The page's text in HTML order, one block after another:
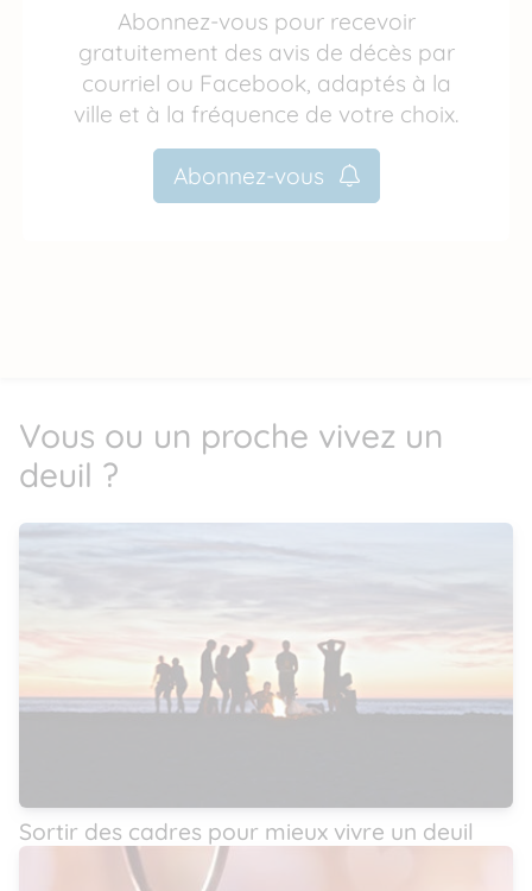
Abonnez-vous pour recevoir
gratuitement des avis de décès par
courriel ou Facebook, adaptés à la
ville et à la fréquence de votre choix.
Abonnez-vous
Vous ou un proche vivez un
deuil ?
Sortir des cadres pour mieux vivre un deuil